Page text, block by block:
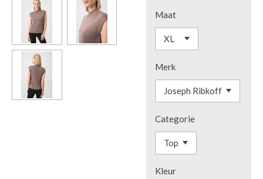
Maat
Merk
Categorie
Kleur